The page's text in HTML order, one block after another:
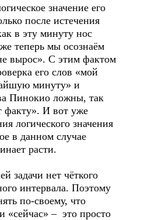
значение его
после истечения
в эту минуту нос
теперь мы осознаём
вырос». С этим фактом
его слов «мой
минуту» и
Пинокио ложны, так
факту». И вот уже
логического значения
в данном случае
расти.
задачи нет чёткого
интервала. Поэтому
по-своему, что
«сейчас» – это просто